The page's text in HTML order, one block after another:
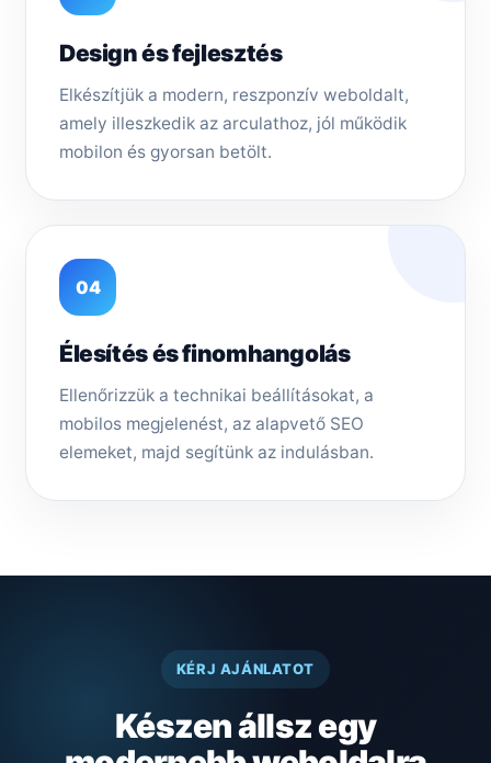
Design és fejlesztés
Elkészítjük a modern, reszponzív weboldalt,
amely illeszkedik az arculathoz, jól működik
mobilon és gyorsan betölt.
04
Élesítés és finomhangolás
Ellenőrizzük a technikai beállításokat, a
mobilos megjelenést, az alapvető SEO
elemeket, majd segítünk az indulásban.
KÉRJ AJÁNLATOT
Készen állsz egy